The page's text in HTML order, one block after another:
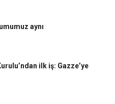
aynı
ilk iş: Gazze’ye